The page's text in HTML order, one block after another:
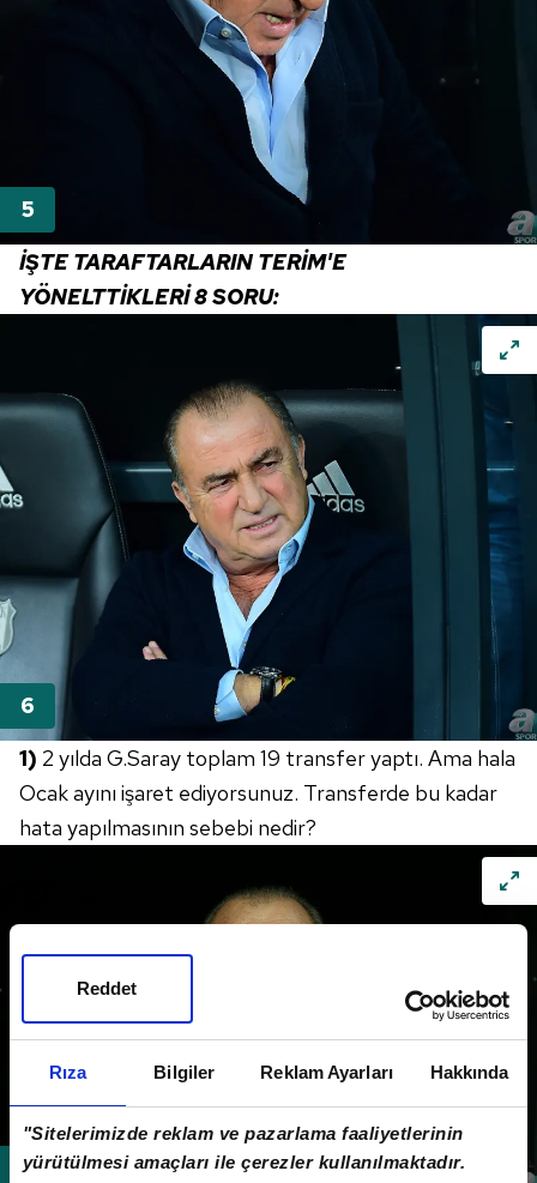
Rıza Bilgiler Reklam Ayarları Hakkında
"Sitelerimizde reklam ve pazarlama faaliyetlerinin
yürütülmesi amaçları ile çerezler kullanılmaktadır.
Reddet
İŞTE TARAFTARLARIN TERİM'E
YÖNELTTİKLERİ 8 SORU:
1) 2 yılda G.Saray toplam 19 transfer yaptı. Ama hala
Ocak ayını işaret ediyorsunuz. Transferde bu kadar
hata yapılmasının sebebi nedir?